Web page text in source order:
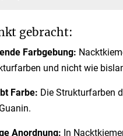
gebracht:
Farbgebung:
und nicht wie
Farbe: Die Strukturfarben
Anordnung: In